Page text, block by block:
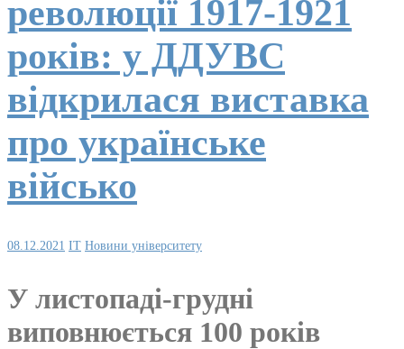
революції 1917-1921
років: у ДДУВС
відкрилася виставка
про українське
військо
08.12.2021 IT Новини університету
У листопаді-грудні
виповнюється 100 років